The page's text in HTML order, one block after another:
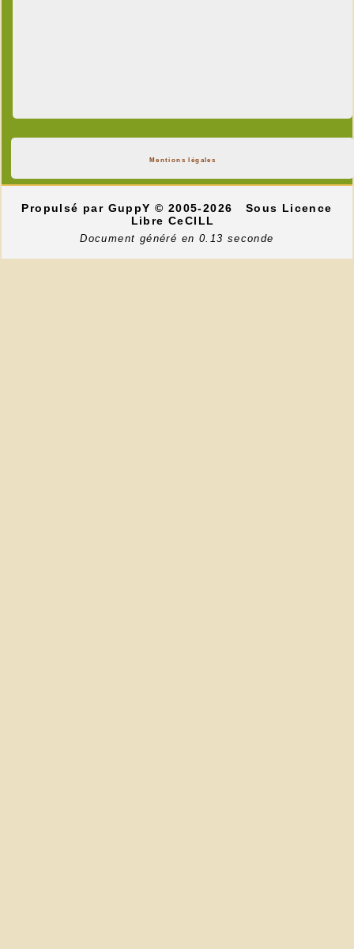
Mentions légales
Propulsé par GuppY© 2005-2026
Sous Licence
Libre CeCILL
Document généré en 0.13 seconde